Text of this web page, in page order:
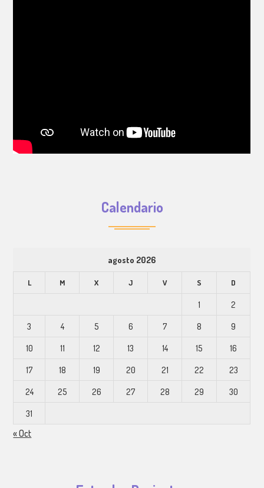
Calendario
agosto 2026
L M X J V S D
1 2
3 4 5 6 7 8 9
10 11 12 13 14 15 16
17 18 19 20 21 22 23
24 25 26 27 28 29 30
31
« Oct